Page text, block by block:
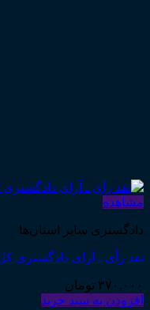
مشاهده
دادگستری سایر استان‌ها
نقد رأی ـ آرای دادگستری
۳۷۰,۰۰۰ تومان
افزودن به سبد خرید